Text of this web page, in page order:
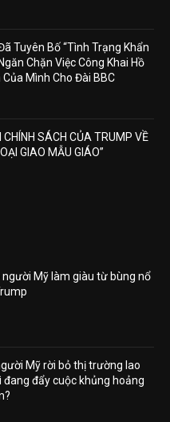
Tuyên Bố “Tình Trạng Khẩn
Chặn Việc Công Khai Hồ
Của Mình Cho Đài BBC
CHÍNH SÁCH CỦA TRUMP VỀ
GIAO MẪU GIÁO”
Mỹ làm giàu từ bùng nổ
Mỹ rời bỏ thị trường lao
đang đẩy cuộc khủng hoảng